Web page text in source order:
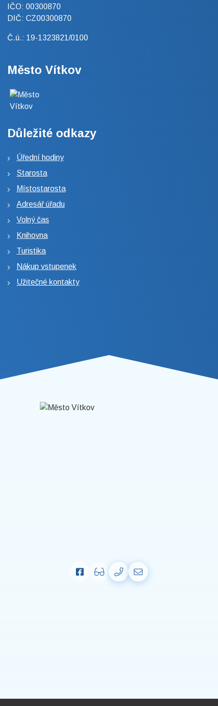
IČO: 00300870
DIČ: CZ00300870
Č.ú.: 19-1323821/0100
Město Vítkov
Důležité odkazy
Úřední hodiny
Starosta
Místostarosta
Adresář úřadu
Volný čas
Knihovna
Turistika
Nákup vstupenek
Užitečné kontakty